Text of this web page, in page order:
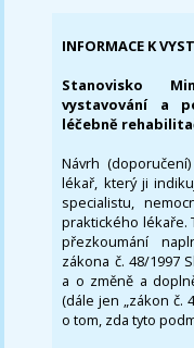
INFORMACE K
Stanovisko
vystavování a
léčebně
Návrh
lékař, který ji
specialistu,
praktického lékaře.
přezkoumání
zákona č. 48/1997
a o změně a
(dále jen „zákon č.
o tom, zda tyto